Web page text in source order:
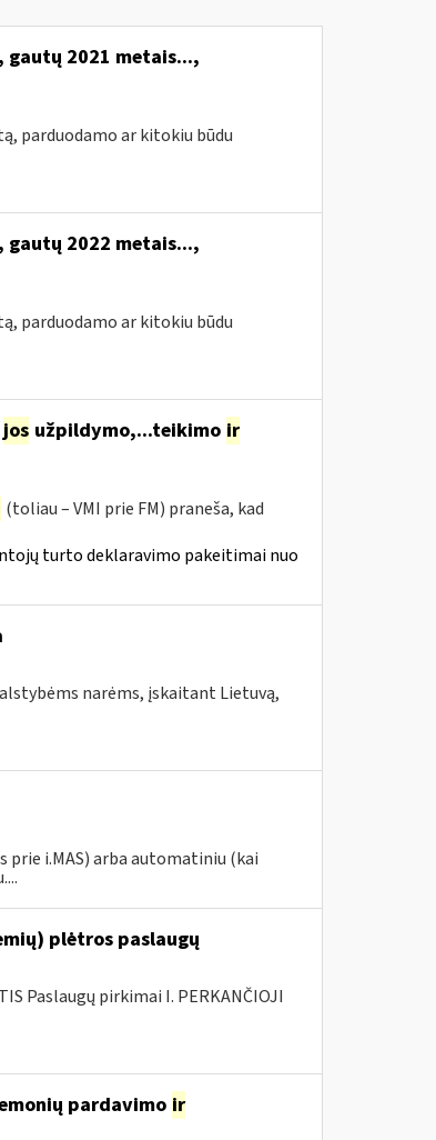
2021 metais...,
parduodamo ar kitokiu būdu
2022 metais...,
parduodamo ar kitokiu būdu
jos užpildymo,...teikimo ir
(toliau – VMI prie FM) praneša, kad
turto deklaravimo pakeitimai nuo
narėms, įskaitant Lietuvą,
prie i.MAS) arba automatiniu (kai
plėtros paslaugų
Paslaugų pirkimai I. PERKANČIOJI
pardavimo ir